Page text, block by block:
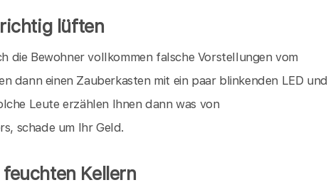
lüften
die Bewohner vollkommen falsche Vorstellungen vom
dann einen Zauberkasten mit ein paar blinkenden LED und
Leute erzählen Ihnen dann was von
schade um Ihr Geld.
Kellern